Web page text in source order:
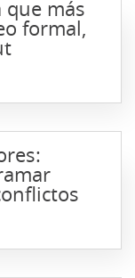
que más
formal,